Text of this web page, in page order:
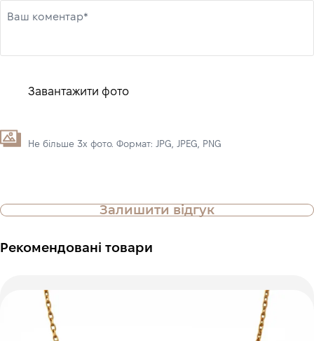
Ваш коментар*
Завантажити фото
Не більше 3х фото. Формат: JPG, JPEG, PNG
Залишити відгук
Рекомендовані товари